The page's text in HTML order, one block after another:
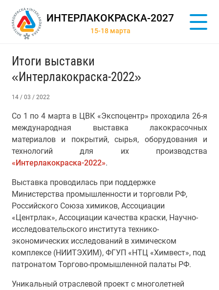
ИНТЕРЛАКОКРАСКА-2027
15-18 марта
Итоги выставки
«Интерлакокраска-2022»
14 / 03 / 2022
Со 1 по 4 марта в ЦВК «Экспоцентр» проходила 26-я
международная выставка лакокрасочных
материалов и покрытий, сырья, оборудования и
технологий для их производства
«Интерлакокраска-2022».
Выставка проводилась при поддержке
Министерства промышленности и торговли РФ,
Российского Союза химиков, Ассоциации
«Центрлак», Ассоциации качества краски, Научно-
исследовательского института технико-
экономических исследований в химическом
комплексе (НИИТЭХИМ), ФГУП «НТЦ «Химвест», под
патронатом Торгово-промышленной палаты РФ.
Уникальный отраслевой проект с многолетней